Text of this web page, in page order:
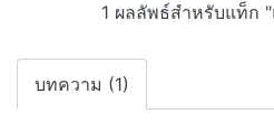
1 ผลลัพธ์สำหรับแท็ก
บทความ (1)